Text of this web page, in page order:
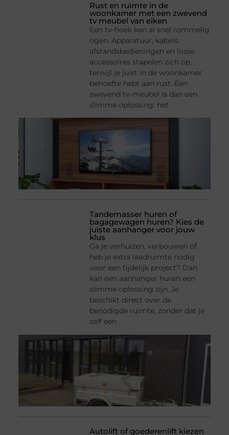
Rust en ruimte in de
woonkamer met een zwevend
tv meubel van eiken
Een tv-hoek kan al snel rommelig
ogen. Apparatuur, kabels,
afstandsbedieningen en losse
accessoires stapelen zich op,
terwijl je juist in de woonkamer
behoefte hebt aan rust. Een
zwevend tv-meubel is dan een
slimme oplossing: het
Tandemasser huren of
bagagewagen huren? Kies de
juiste aanhanger voor jouw
klus
Ga je verhuizen, verbouwen of
heb je extra laadruimte nodig
voor een tijdelijk project? Dan
kan een aanhanger huren een
slimme oplossing zijn. Je
beschikt direct over de
benodigde ruimte, zonder dat je
zelf een
Autolift of goederenlift kiezen